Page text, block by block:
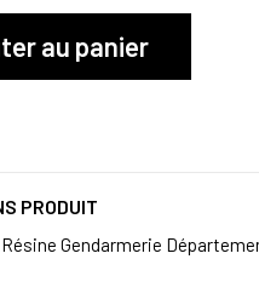
au panier
PRODUIT
Gendarmerie